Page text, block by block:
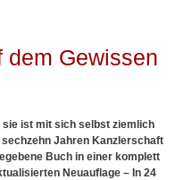
dem Gewissen
ist mit sich selbst ziemlich
Jahren Kanzlerschaft
Buch in einer komplett
Neuauflage – In 24